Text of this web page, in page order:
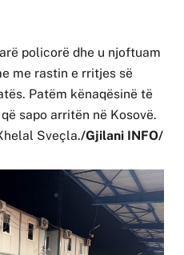
policorë dhe u njoftuam
me rastin e rritjes së
Patëm kënaqësinë të
sapo arritën në Kosovë.
Sveçla./Gjilani INFO/